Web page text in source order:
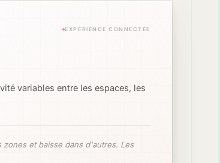
EXPÉRIENCE CONNECTÉE
variables entre les espaces, les
et baisse dans d'autres. Les